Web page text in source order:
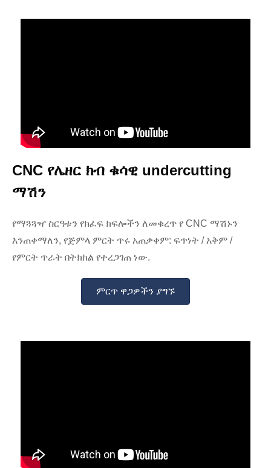
CNC የሌዘር ክብ ቁሳዊ undercutting
ማሽን
የማጓጓዣ ስርዓቱን የክፈፍ ክፍሎችን ለመቁረጥ የ CNC ማሽኑን
እንጠቀማለን, የጅምላ ምርት ጥሩ አጠቃቀም: ፍጥነት / አቅም /
የምርት ጥራት በትክክል የተረጋገጠ ነው.
ምርጥ ዋጋዎችን ያግኙ